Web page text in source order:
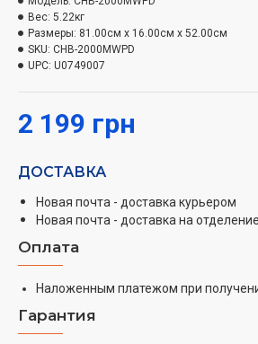
напольный. Кронштейны и опоры с
напольной установки
обогревателем.
2 199 грн
Вес: 5.22кг
Размеры: 81.00см x 16.00см x 52.00см
SKU: CHB-2000MWPD
UPC: U0749007
ДОСТАВКА
Новая почта - доставка курьером
Новая почта - доставка на отделение
Оплата
Наложенным платежом при
Гарантия